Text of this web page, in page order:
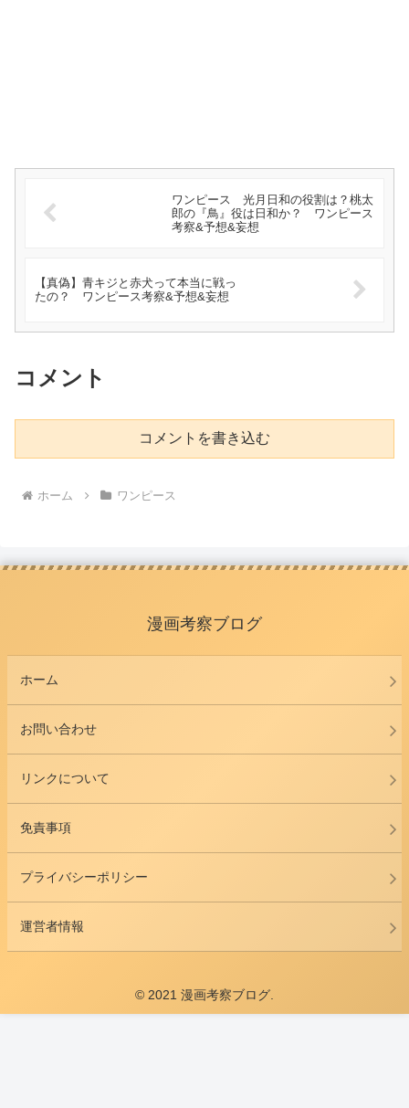
ワンピース 光月日和の役割は？桃太
郎の『鳥』役は日和か？ ワンピース
考察&予想&妄想
【真偽】青キジと赤犬って本当に戦っ
たの？ ワンピース考察&予想&妄想
コメント
コメントを書き込む
ホーム ワンピース
漫画考察ブログ
ホーム
お問い合わせ
リンクについて
免責事項
プライバシーポリシー
運営者情報
© 2021 漫画考察ブログ.